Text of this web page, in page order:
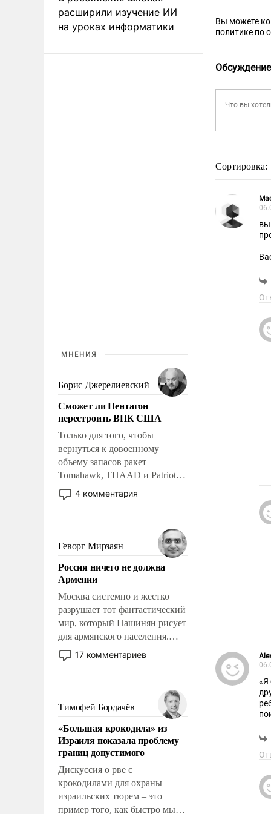
расширили изучение ИИ
на уроках информатики
МНЕНИЯ
Борис Джерелиевский
Сможет ли Пентагон
перестроить ВПК США
Только для того, чтобы
вернуться к довоенному
объему запасов ракет
Tomahawk, THAAD и Patriot
США потребуется более трех
лет. Даже небольшая война с
Сложившаяся ситуация
означает многолетний период
уязвимости США, например,
перед Китаем.
4 комментария
Геворг Мирзаян
Россия ничего не должна
Армении
Москва системно и жестко
разрушает тот фантастический
мир, который Пашинян рисует
для армянского населения.
Мир, где политические
прожекты будут безусловно
налогоплательщиков и где
Еревану за свои поступки не
нужно отвечать.
17 комментариев
Тимофей Бордачёв
«Большая крокодила» из
Израиля показала проблему
границ допустимого
Дискуссия о рве с
крокодилами для охраны
израильских тюрем – это
пример того, как быстро мы
Вы можете
политике по
Сортировка:
вы
И
«Я